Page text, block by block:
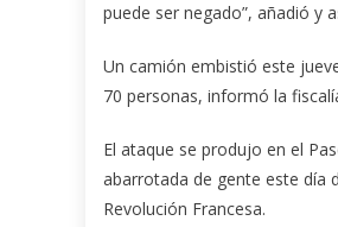
puede ser negado”, añadió y
Un camión embistió este
70 personas, informó la
El ataque se produjo en el
abarrotada de gente este día
Revolución Francesa.